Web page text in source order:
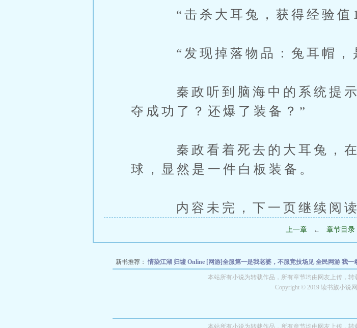
“击杀大耳兔，获得经验值1
“发现掉落物品：兔耳帽，
秦政听到脑海中的系统提示
夺成功了？还爆了装备？”
秦政看着死去的大耳兔，在
球，显然是一件白板装备。
内容未完，下一页继续阅读
上一章 ← 章节目录
新书推荐： 情染江湖 归墟 Online [网游]全服第一是我老婆，不服竞技场见全民网游 我一
【网游】如何攻略城主大神幻墨尘世游戏入侵：我的天赋能偷万物技能永久没
四合院：贾张氏哭我丧，我反
本站所有小说为转载作品，所有章节均由网友上传，转
Copyright © 2019 读书族小说
本站所有小说为转载作品，所有章节均由网友上传，转